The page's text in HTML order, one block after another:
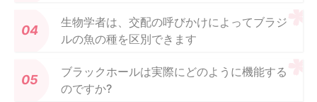
生物学者は、交配の呼びかけによってブラジ
ルの魚の種を区別できます
ブラックホールは実際にどのように機能する
のですか?